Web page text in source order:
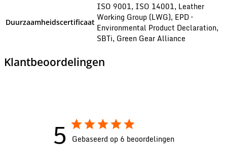
Duurzaamheidscertificaat
ISO 9001, ISO 14001, Leather
Working Group (LWG), EPD –
Environmental Product Declaration,
SBTi, Green Gear Alliance
Klantbeoordelingen
5 Gebaseerd op 6 beoordelingen